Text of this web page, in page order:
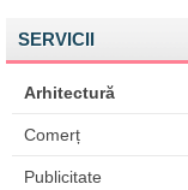
SERVICII
Arhitectură
Comerț
Publicitate